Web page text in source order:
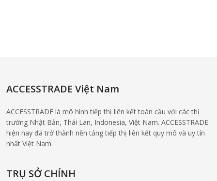
ACCESSTRADE Việt Nam
ACCESSTRADE là mô hình tiếp thị liên kết toàn cầu với các thị
trường Nhật Bản, Thái Lan, Indonesia, Việt Nam. ACCESSTRADE
hiện nay đã trở thành nền tảng tiếp thị liên kết quy mô và uy tín
nhất Việt Nam.
TRỤ SỞ CHÍNH